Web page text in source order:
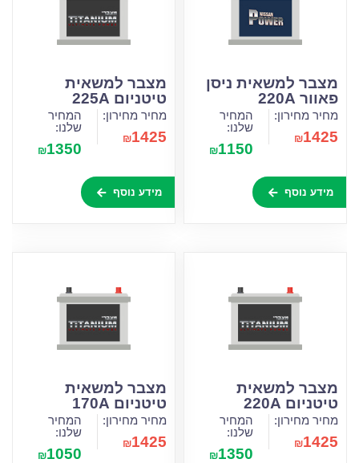
מצבר למשאית ניסן
פאוור 220A
מחיר מחירון:
₪1425
המחיר
שלנו:
₪1150
מידע נוסף
מצבר למשאית
טיטניום 225A
מחיר מחירון:
₪1425
המחיר
שלנו:
₪1350
מידע נוסף
מצבר למשאית
טיטניום 220A
מחיר מחירון:
₪1425
המחיר
שלנו:
₪1350
מצבר למשאית
טיטניום 170A
מחיר מחירון:
₪1425
המחיר
שלנו:
₪1050